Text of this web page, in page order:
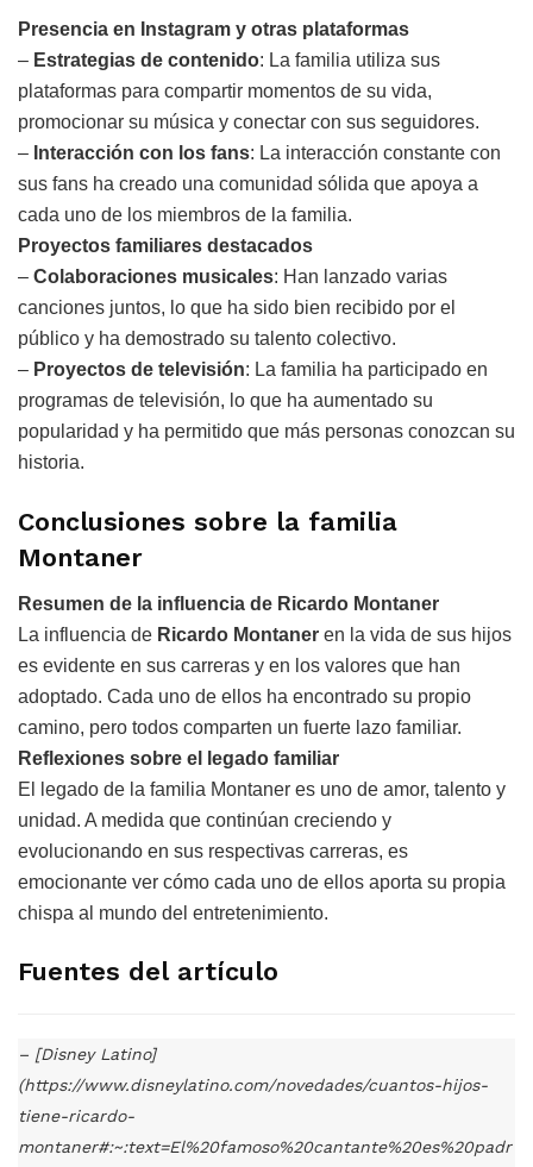
Presencia en Instagram y otras plataformas
– Estrategias de contenido: La familia utiliza sus
plataformas para compartir momentos de su vida,
promocionar su música y conectar con sus seguidores.
– Interacción con los fans: La interacción constante con
sus fans ha creado una comunidad sólida que apoya a
cada uno de los miembros de la familia.
Proyectos familiares destacados
– Colaboraciones musicales: Han lanzado varias
canciones juntos, lo que ha sido bien recibido por el
público y ha demostrado su talento colectivo.
– Proyectos de televisión: La familia ha participado en
programas de televisión, lo que ha aumentado su
popularidad y ha permitido que más personas conozcan su
historia.
Conclusiones sobre la familia
Montaner
Resumen de la influencia de Ricardo Montaner
La influencia de Ricardo Montaner en la vida de sus hijos
es evidente en sus carreras y en los valores que han
adoptado. Cada uno de ellos ha encontrado su propio
camino, pero todos comparten un fuerte lazo familiar.
Reflexiones sobre el legado familiar
El legado de la familia Montaner es uno de amor, talento y
unidad. A medida que continúan creciendo y
evolucionando en sus respectivas carreras, es
emocionante ver cómo cada uno de ellos aporta su propia
chispa al mundo del entretenimiento.
Fuentes del artículo
– [Disney Latino]
(https://www.disneylatino.com/novedades/cuantos-hijos-
tiene-ricardo-
montaner#:~:text=El%20famoso%20cantante%20es%20padr